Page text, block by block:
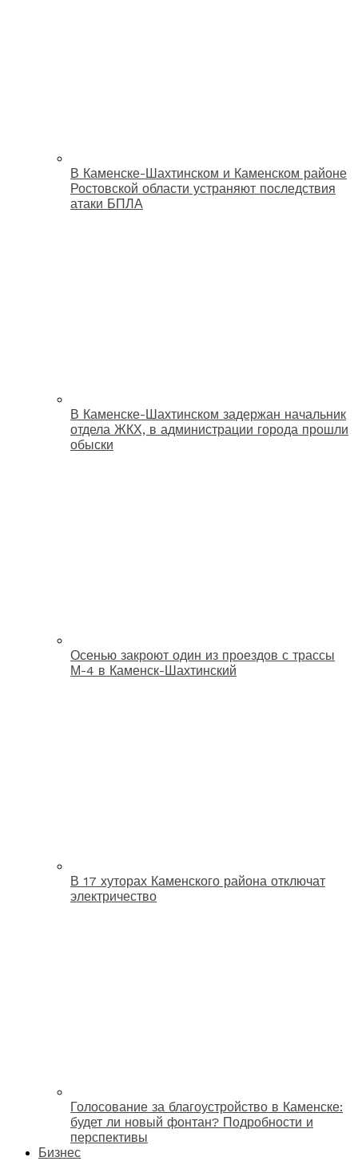
В Каменске-Шахтинском и Каменском районе
Ростовской области устраняют последствия
атаки БПЛА
В Каменске-Шахтинском задержан начальник
отдела ЖКХ, в администрации города прошли
обыски
Осенью закроют один из проездов с трассы
М-4 в Каменск-Шахтинский
В 17 хуторах Каменского района отключат
электричество
Голосование за благоустройство в Каменске:
будет ли новый фонтан? Подробности и
перспективы
Бизнес